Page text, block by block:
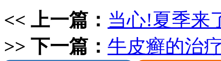
<< 上一篇： 当心!夏季来
>> 下一篇： 牛皮癣的治